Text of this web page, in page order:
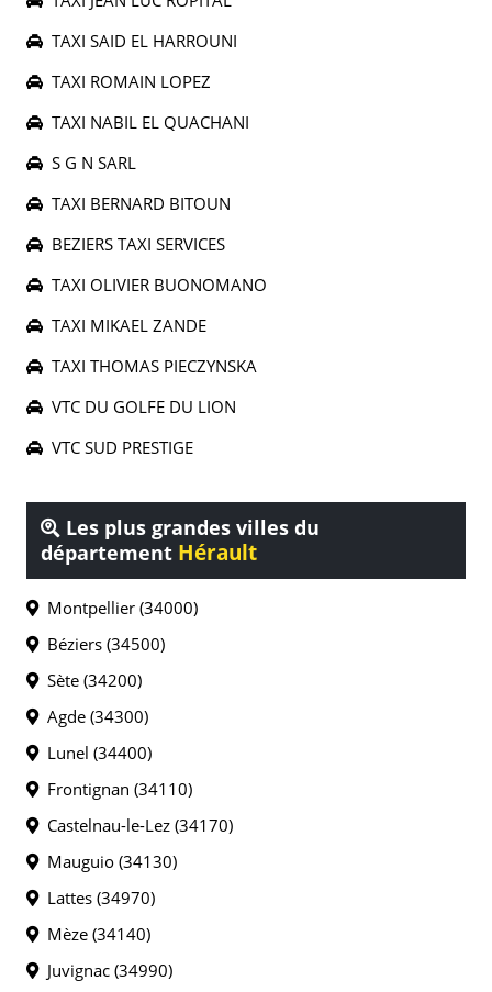
TAXI SAID EL HARROUNI
TAXI ROMAIN LOPEZ
TAXI NABIL EL QUACHANI
S G N SARL
TAXI BERNARD BITOUN
BEZIERS TAXI SERVICES
TAXI OLIVIER BUONOMANO
TAXI MIKAEL ZANDE
TAXI THOMAS PIECZYNSKA
VTC DU GOLFE DU LION
VTC SUD PRESTIGE
Les plus grandes villes du
département Hérault
Montpellier (34000)
Béziers (34500)
Sète (34200)
Agde (34300)
Lunel (34400)
Frontignan (34110)
Castelnau-le-Lez (34170)
Mauguio (34130)
Lattes (34970)
Mèze (34140)
Juvignac (34990)